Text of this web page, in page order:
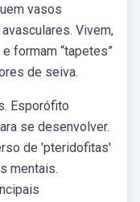
vasos
Vivem,
formam “tapetes”
de seiva.
Esporófito
se desenvolver.
de 'pteridofitas'
mentais.